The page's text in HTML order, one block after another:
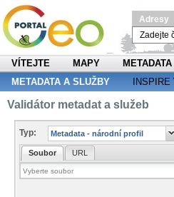
Adresy
VÍTEJTE MAPY METADATA
METADATA A SLUŽBY
Validátor metadat a služeb
Typ:
Soubor URL